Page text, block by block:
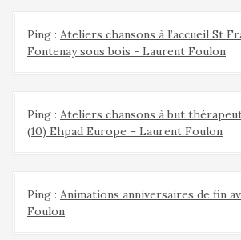
Ping : Ateliers chansons à l’accueil St
Fontenay sous bois - Laurent Foulon
Ping : Ateliers chansons à but
(10) Ehpad Europe – Laurent Foulon
Ping : Animations anniversaires de fin
Foulon